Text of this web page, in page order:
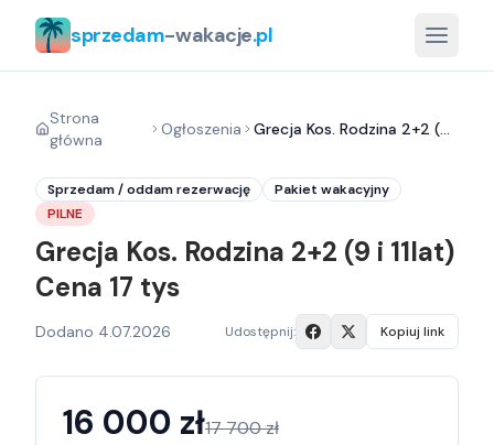
sprzedam-wakacje.pl
Strona
główna
Ogłoszenia Grecja Kos. Rodzina 2+2 (9 i 11lat) Cena 17 tys
Sprzedam / oddam rezerwację
Pakiet wakacyjny
PILNE
Grecja Kos. Rodzina 2+2 (9 i 11lat)
Cena 17 tys
Dodano 4.07.2026 Udostępnij: Kopiuj link
16 000 zł17 700zł